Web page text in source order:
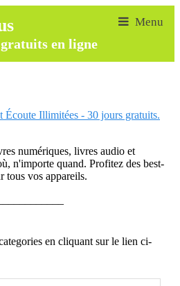
en ligne
Illimitées - 30 jours gratuits.
numériques, livres audio et
n'importe quand. Profitez des best-
tous vos appareils.
en cliquant sur le lien ci-